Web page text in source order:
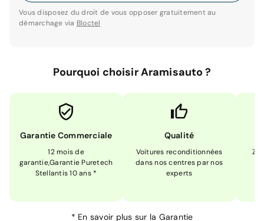
Vous disposez du droit de vous opposer gratuitement au
démarchage via Bloctel
Pourquoi choisir Aramisauto ?
Garantie Commerciale
12 mois de
garantie,Garantie Puretech
Stellantis 10 ans *
Qualité
Voitures reconditionnées
dans nos centres par nos
experts
* En savoir plus sur la Garantie